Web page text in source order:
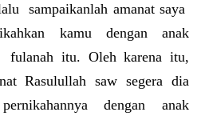
sampaikanlah amanat saya
kamu dengan anak
fulanah itu. Oleh karena itu,
Rasulullah saw segera dia
dengan anak